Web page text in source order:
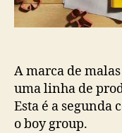
A marca de
uma linha de
Esta é a segunda
o boy group.